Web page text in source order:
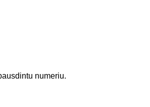
numeriu.